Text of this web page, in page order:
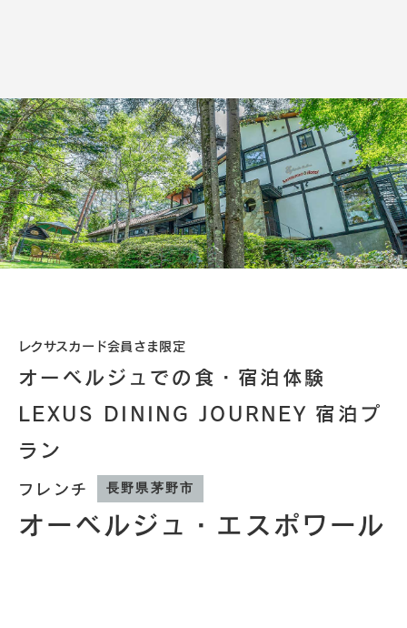
レクサスカード会員さま限定
オーベルジュでの食・宿泊体験
LEXUS DINING JOURNEY 宿泊プ
ラン
フレンチ 長野県茅野市
オーベルジュ・エスポワール